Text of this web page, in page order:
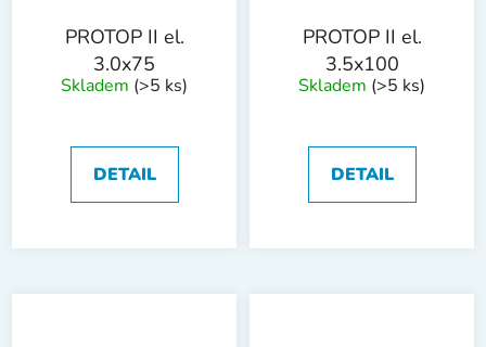
PROTOP II el.
3.0x75
Skladem (>5 ks)
DETAIL
PROTOP II el.
3.5x100
Skladem (>5 ks)
DETAIL